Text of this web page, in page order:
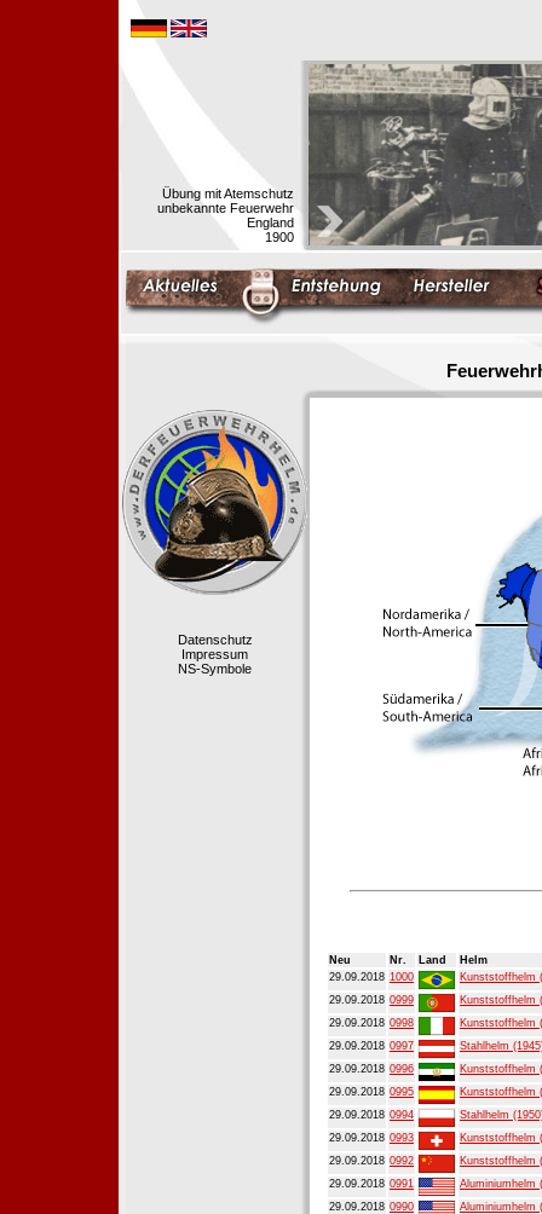
Übung mit Atemschutz
unbekannte Feuerwehr
England
1900
Datenschutz
Impressum
NS-Symbole
Neu Nr. Land
Helm
29.09.2018 1000
Kunststoffhelm
29.09.2018 0999
Kunststoffhelm
29.09.2018 0998
Kunststoffhelm
29.09.2018 0997
Stahlhelm
29.09.2018 0996
Kunststoffhelm
29.09.2018 0995
Kunststoffhelm
29.09.2018 0994
Stahlhelm
29.09.2018 0993
Kunststoffhelm
29.09.2018 0992
Kunststoffhelm
29.09.2018 0991
Aluminiumhelm
29.09.2018 0990
Aluminiumhelm